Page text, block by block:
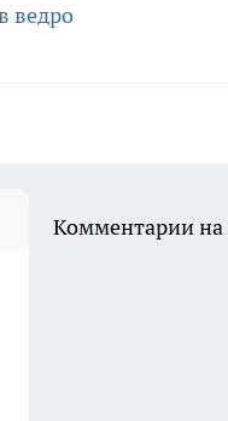
ведро
Комментарии на